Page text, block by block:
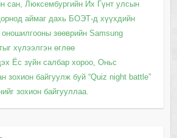
сан, Люксембургийн Их Гүнт улсын
аймаг дахь БОЭТ-д хүүхдийн
оношилгооны зөөврийн Samsung
хүлээлгэн өглөө
Ёс зүйн салбар хороо, Оньс
зохион байгуулж буй “Quiz night battle”
зохион байгууллаа.